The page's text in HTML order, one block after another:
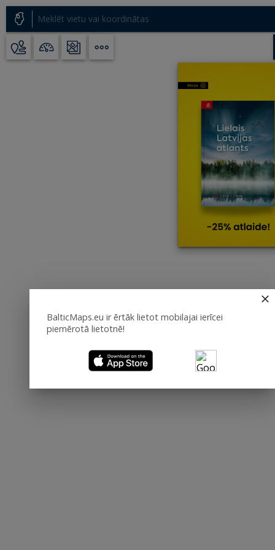
BalticMaps.eu ir ērtāk lietot mobilajai ierīcei
piemērotā lietotnē!